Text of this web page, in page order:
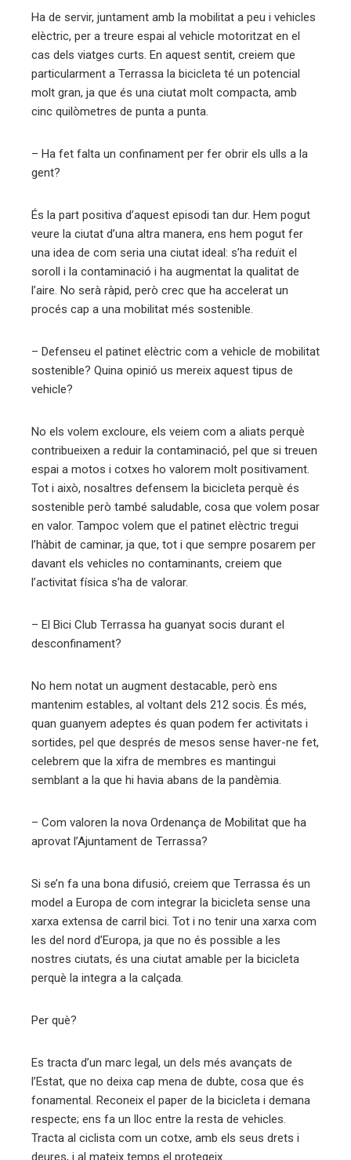
Ha de servir, juntament amb la mobilitat a peu i vehicles
elèctric, per a treure espai al vehicle motoritzat en el
cas dels viatges curts. En aquest sentit, creiem que
particularment a Terrassa la bicicleta té un potencial
molt gran, ja que és una ciutat molt compacta, amb
cinc quilòmetres de punta a punta.
– Ha fet falta un confinament per fer obrir els ulls a la
gent?
És la part positiva d’aquest episodi tan dur. Hem pogut
veure la ciutat d’una altra manera, ens hem pogut fer
una idea de com seria una ciutat ideal: s’ha reduït el
soroll i la contaminació i ha augmentat la qualitat de
l’aire. No serà ràpid, però crec que ha accelerat un
procés cap a una mobilitat més sostenible.
– Defenseu el patinet elèctric com a vehicle de mobilitat
sostenible? Quina opinió us mereix aquest tipus de
vehicle?
No els volem excloure, els veiem com a aliats perquè
contribueixen a reduir la contaminació, pel que si treuen
espai a motos i cotxes ho valorem molt positivament.
Tot i això, nosaltres defensem la bicicleta perquè és
sostenible però també saludable, cosa que volem posar
en valor. Tampoc volem que el patinet elèctric tregui
l’hàbit de caminar, ja que, tot i que sempre posarem per
davant els vehicles no contaminants, creiem que
l’activitat física s’ha de valorar.
– El Bici Club Terrassa ha guanyat socis durant el
desconfinament?
No hem notat un augment destacable, però ens
mantenim estables, al voltant dels 212 socis. És més,
quan guanyem adeptes és quan podem fer activitats i
sortides, pel que després de mesos sense haver-ne fet,
celebrem que la xifra de membres es mantingui
semblant a la que hi havia abans de la pandèmia.
– Com valoren la nova Ordenança de Mobilitat que ha
aprovat l’Ajuntament de Terrassa?
Si se’n fa una bona difusió, creiem que Terrassa és un
model a Europa de com integrar la bicicleta sense una
xarxa extensa de carril bici. Tot i no tenir una xarxa com
les del nord d’Europa, ja que no és possible a les
nostres ciutats, és una ciutat amable per la bicicleta
perquè la integra a la calçada.
Per què?
Es tracta d’un marc legal, un dels més avançats de
l’Estat, que no deixa cap mena de dubte, cosa que és
fonamental. Reconeix el paper de la bicicleta i demana
respecte; ens fa un lloc entre la resta de vehicles.
Tracta al ciclista com un cotxe, amb els seus drets i
deures, i al mateix temps el protegeix.